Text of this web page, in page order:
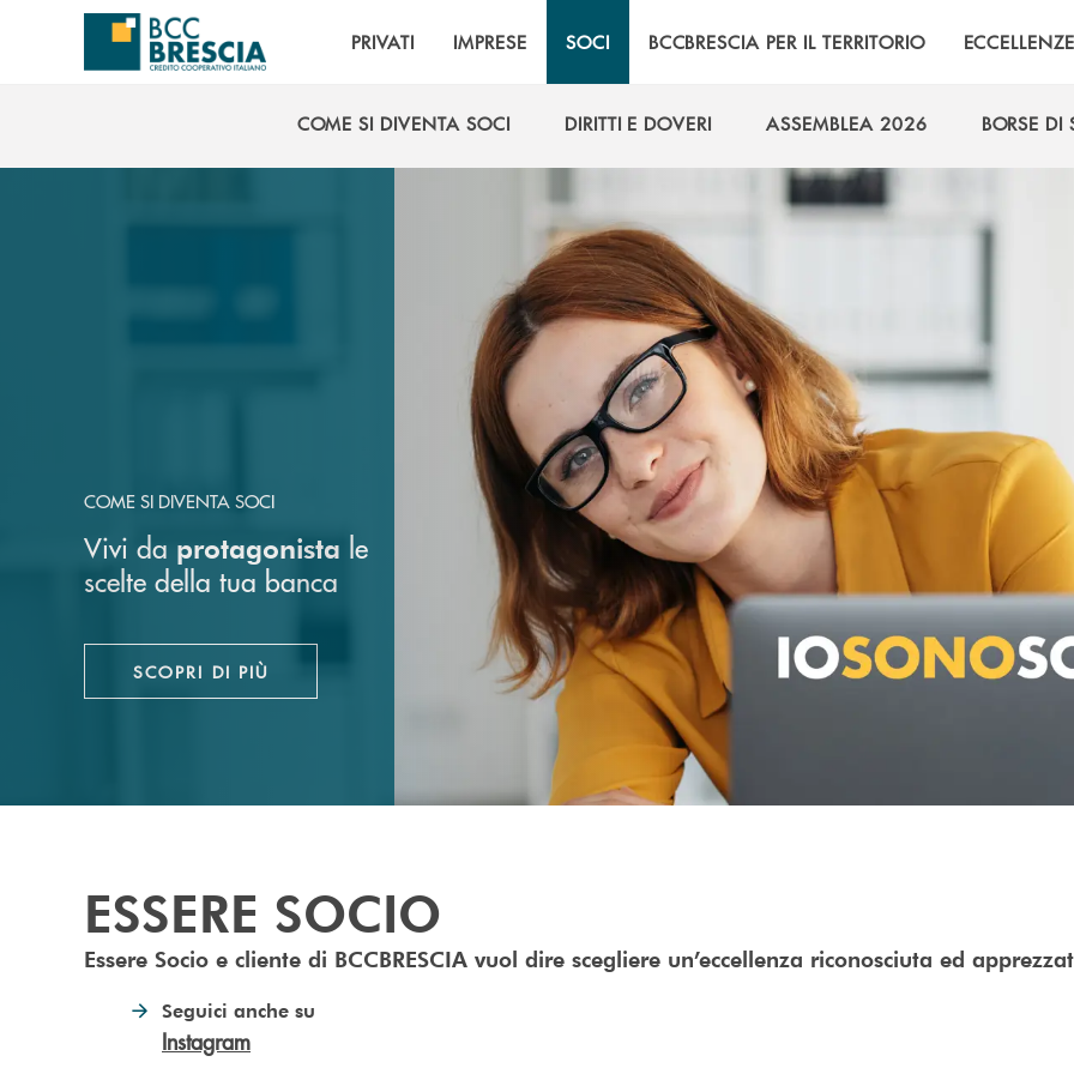
Salta al contenuto principale
PRIVATI IMPRESE SOCI BCCBRESCIA PER IL TERRITORIO
COME SI DIVENTA SOCI
DIRITTI E DOVERI
ASSEMBLEA 2026
BORSE DI
COME SI DIVENTA SOCI
Vivi da protagonista le
scelte della tua banca
SCOPRI DI PIÙ
ESSERE SOCIO
Essere Socio e cliente di BCCBRESCIA vuol dire scegliere un’eccellenza riconosciuta ed
Seguici anche su
Instagram